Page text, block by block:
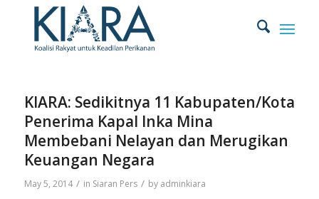
KIARA: Sedikitnya 11 Kabupaten/Kota
Penerima Kapal Inka Mina
Membebani Nelayan dan Merugikan
Keuangan Negara
May 5, 2014 / in Siaran Pers / by adminkiara